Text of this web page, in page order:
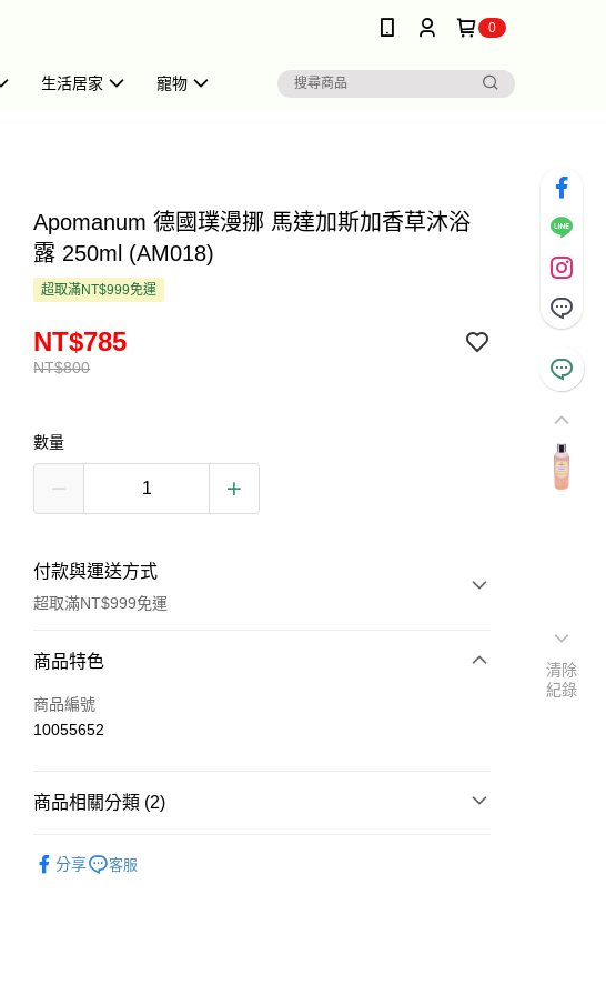
0
生活居家 寵物
Apomanum 德國璞漫挪 馬達加斯加香草沐浴
露 250ml (AM018)
超取滿NT$999免運
NT$800
NT$785
數量
付款與運送方式
超取滿NT$999免運
付款方式
信用卡一次付款
街口支付
商品特色
商品編號
10055652
商品相關分類 (2)
分享 客服
清除
紀錄